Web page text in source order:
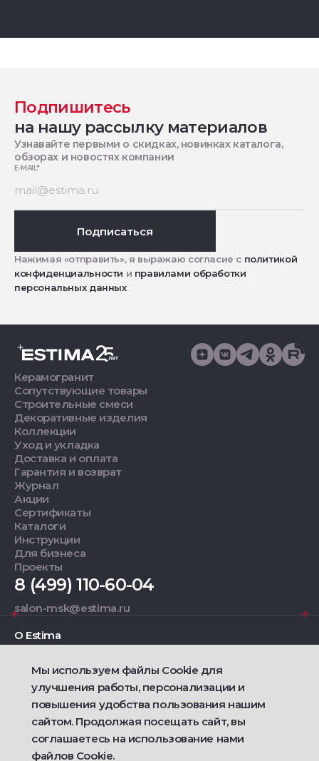
Подпишитесь
на нашу рассылку материалов
Узнавайте первыми о скидках, новинках каталога,
обзорах и новостях компании
E-MAIL*
Подписаться
Нажимая «отправить», я выражаю согласие с политикой
конфиденциальности и правилами обработки
персональных данных
Керамогранит
Сопутствующие товары
Строительные смеси
Декоративные изделия
Коллекции
Уход и укладка
Доставка и оплата
Гарантия и возврат
Журнал
Акции
Сертификаты
Каталоги
Инструкции
Для бизнеса
Проекты
8 (499) 110-60-04
salon-msk@estima.ru
О Estima
Дизайнерам
Фирменные салоны
2021 — 2026 © Estima
Политика конфиденциальности
Мы используем файлы Cookie для
улучшения работы, персонализации и
повышения удобства пользования нашим
сайтом. Продолжая посещать сайт, вы
соглашаетесь на использование нами
файлов Cookie.